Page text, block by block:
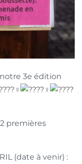
3e édition
premières
(date à venir) :